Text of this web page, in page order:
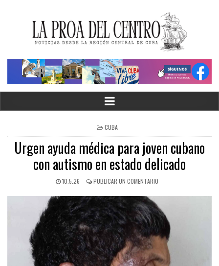
CUBA
Urgen ayuda médica para joven cubano
con autismo en estado delicado
10.5.26 PUBLICAR UN COMENTARIO